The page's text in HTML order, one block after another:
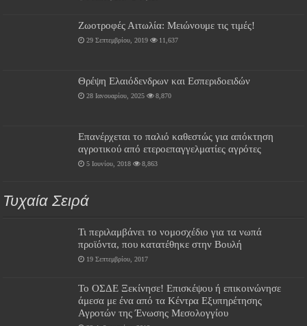
Ζωοτροφές Αιτωλία: Μειώνουμε τις τιμές!
29 Σεπτεμβρίου, 2019 11,637
Θρέψη Ελαιόδενδρων και Εσπεριδοειδών
28 Ιανουαρίου, 2025 8,870
Επανέρχεται το παλιό καθεστώς για απόκτηση
αγροτικού από ετεροεπαγγελματίες αγρότες
5 Ιουνίου, 2018 8,863
Τυχαία Σειρά
Τι περιλαμβάνει το νομοσχέδιο για τα νωπά
προϊόντα, που κατατέθηκε στην Βουλή
19 Σεπτεμβρίου, 2017
Το ΟΣΔΕ Ξεκίνησε! Επισκέψου ή επικοινώνησε
άμεσα με ένα από τα Κέντρα Εξυπηρέτησης
Αγροτών της Ένωσης Μεσολογγίου